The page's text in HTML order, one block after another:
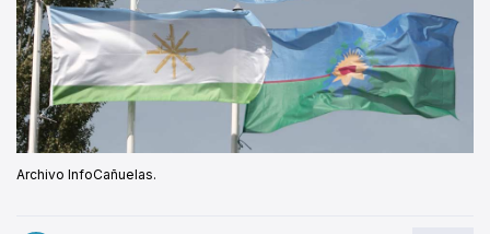
Archivo InfoCañuelas.